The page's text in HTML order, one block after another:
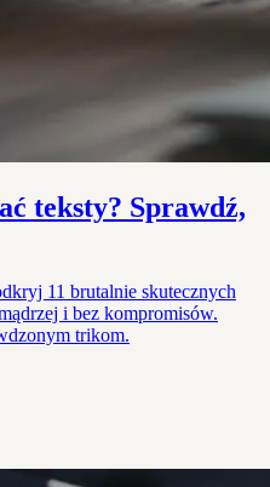
teksty? Sprawdź,
11 brutalnie skutecznych
i bez kompromisów.
trikom.